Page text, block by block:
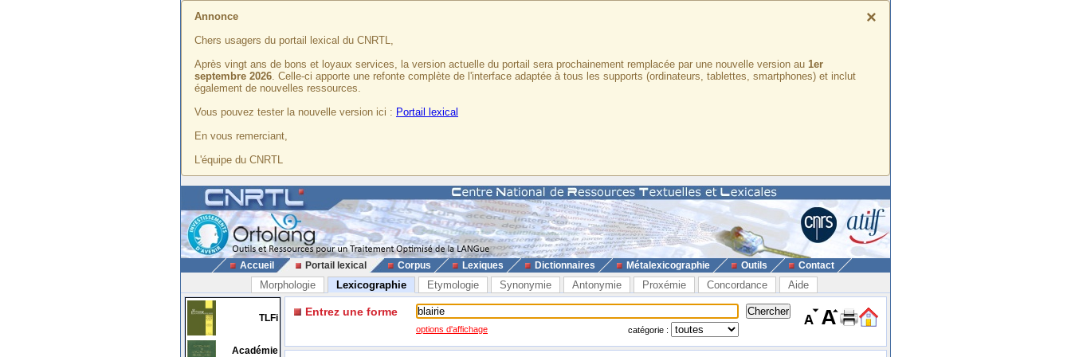
×
Annonce
Chers usagers du portail lexical du CNRTL,
Après vingt ans de bons et loyaux services, la version actuelle du portail sera prochainement remplacée par une nouvelle version au 1er
septembre 2026. Celle-ci apporte une refonte complète de l'interface adaptée à tous les supports (ordinateurs, tablettes, smartphones) et inclut
également de nouvelles ressources.
Vous pouvez tester la nouvelle version ici : Portail lexical
En vous remerciant,
L'équipe du CNRTL
Accueil Portail lexical Corpus Lexiques Dictionnaires Métalexicographie Outils Contact
Morphologie Lexicographie Etymologie Synonymie Antonymie Proxémie Concordance Aide
TLFi
Académie
Entrez une forme
options d'affichage catégorie :